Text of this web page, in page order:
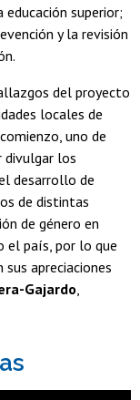
superior;
y la revisión
del proyecto
locales de
uno de
divulgar los
desarrollo de
de distintas
de género en
el país, por lo que
apreciaciones
Gajardo